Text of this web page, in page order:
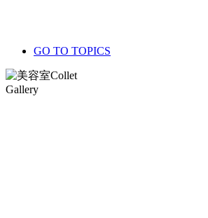
GO TO TOPICS
Gallery